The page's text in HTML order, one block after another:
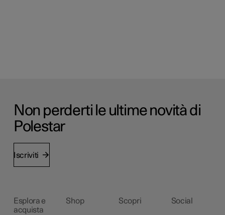
Non perderti le ultime novità di
Polestar
Iscriviti
Esplora e
acquista
Shop Scopri Social